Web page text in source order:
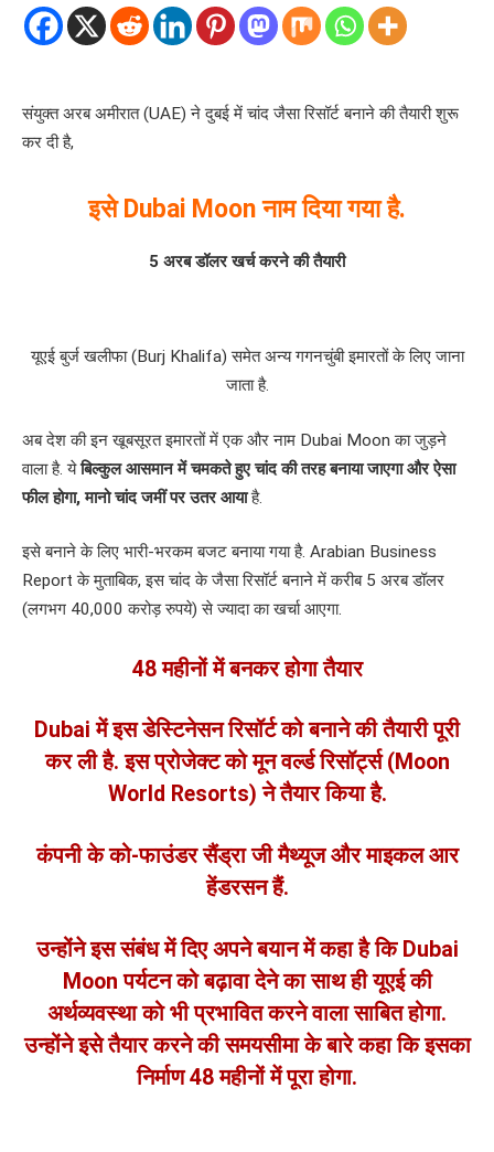
संयुक्त अरब अमीरात (UAE) ने दुबई में चांद जैसा रिसॉर्ट बनाने की तैयारी शुरू
कर दी है,
इसे Dubai Moon नाम दिया गया है.
5 अरब डॉलर खर्च करने की तैयारी
यूएई बुर्ज खलीफा (Burj Khalifa) समेत अन्य गगनचुंबी इमारतों के लिए जाना
जाता है.
अब देश की इन खूबसूरत इमारतों में एक और नाम Dubai Moon का जुड़ने
वाला है. येबिल्कुल आसमान में चमकते हुए चांद की तरह बनाया जाएगा और ऐसा
फील होगा, मानो चांद जमीं पर उतर आयाहै.
इसे बनाने के लिए भारी-भरकम बजट बनाया गया है. Arabian Business
Report के मुताबिक, इस चांद के जैसा रिसॉर्ट बनाने में करीब 5 अरब डॉलर
(लगभग 40,000 करोड़ रुपये) से ज्यादा का खर्चा आएगा.
48 महीनों में बनकर होगा तैयार
Dubai में इस डेस्टिनेसन रिसॉर्ट को बनाने की तैयारी पूरी
कर ली है. इस प्रोजेक्ट को मून वर्ल्ड रिसॉर्ट्स (Moon
World Resorts) ने तैयार किया है.
कंपनी के को-फाउंडर सैंड्रा जी मैथ्यूज और माइकल आर
हेंडरसन हैं.
उन्होंने इस संबंध में दिए अपने बयान में कहा है कि Dubai
Moon पर्यटन को बढ़ावा देने का साथ ही यूएई की
अर्थव्यवस्था को भी प्रभावित करने वाला साबित होगा.
उन्होंने इसे तैयार करने की समयसीमा के बारे कहा कि इसका
निर्माण 48 महीनों में पूरा होगा.